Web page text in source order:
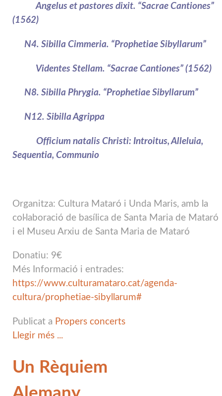
Angelus et pastores dixit. “Sacrae Cantiones”
(1562)
N4. Sibilla Cimmeria. “Prophetiae Sibyllarum”
Videntes Stellam. “Sacrae Cantiones” (1562)
N8. Sibilla Phrygia. “Prophetiae Sibyllarum”
N12. Sibilla Agrippa
Officium natalis Christi: Introitus, Alleluia,
Sequentia, Communio
Organitza: Cultura Mataró i Unda Maris, amb la
col·laboració de basílica de Santa Maria de Mataró
i el Museu Arxiu de Santa Maria de Mataró
Donatiu: 9€
Més Informació i entrades:
https://www.culturamataro.cat/agenda-
cultura/prophetiae-sibyllarum#
Publicat a Propers concerts
Llegir més ...
Un Rèquiem